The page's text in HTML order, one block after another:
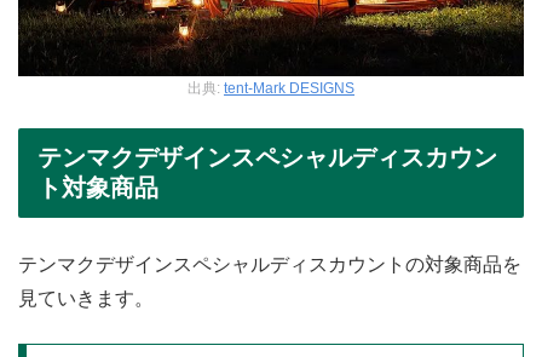
出典: tent-Mark DESIGNS
テンマクデザインスペシャルディスカウン
ト対象商品
テンマクデザインスペシャルディスカウントの対象商品を
見ていきます。